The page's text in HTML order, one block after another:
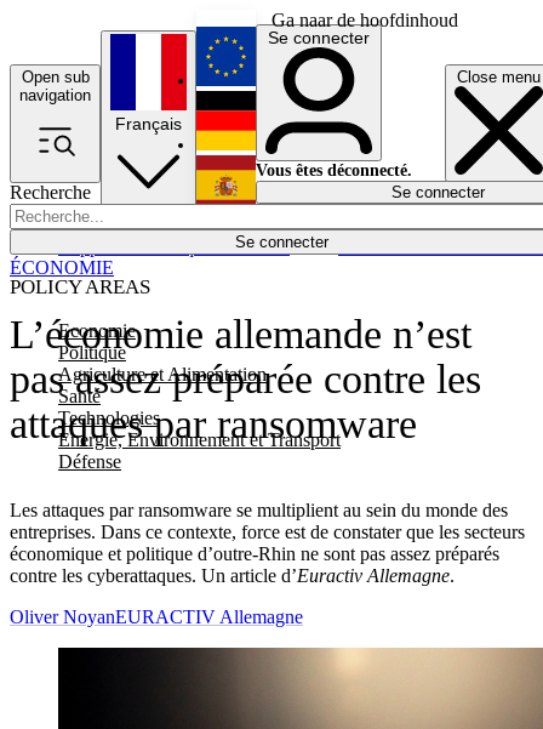
Ga naar de hoofdinhoud
Open sub
navigation
Close menu
Recherche
Se connecter
POLICY AREAS
Economie
Politique
Agriculture et Alimentation
Santé
Technologies
Energie, Environnement et Transport
Défense
Économie
Français
English
Deutsch
Español
Se connecter
Vous êtes déconnecté.
Se connecter
L’économie allemande n’est
pas assez préparée contre les
attaques par ransomware
Les attaques par ransomware se multiplient au sein du monde des
entreprises. Dans ce contexte, force est de constater que les secteurs
économique et politique d’outre-Rhin ne sont pas assez préparés
contre les cyberattaques. Un article d’Euractiv Allemagne.
ÉCONOMIE
Oliver NoyanEURACTIV Allemagne